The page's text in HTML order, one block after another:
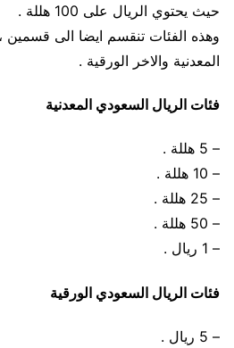
حيث يحتوي الريال على 100 هللة .
وهذه الفئات تنقسم ايضا الى قسمين
المعدنية والاخر الورقية .
فئات الريال السعودي المعدنية
– 5 هللة .
– 10 هللة .
– 25 هللة .
– 50 هللة .
– 1 ريال .
فئات الريال السعودي الورقية
– 5 ريال .